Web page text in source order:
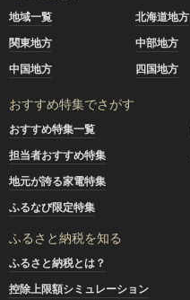
地域一覧 北海道地方
関東地方
中部地方
中国地方
四国地方
おすすめ特集でさがす
おすすめ特集一覧
担当者おすすめ特集
地元が誇る家電特集
ふるなび限定特集
ふるさと納税を知る
ふるさと納税とは？
控除上限額シミュレーション